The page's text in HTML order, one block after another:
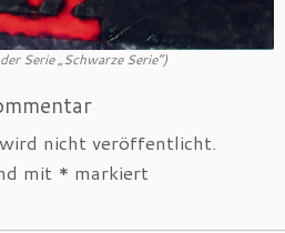
Serie „Schwarze Serie“)
nicht veröffentlicht.
mit * markiert